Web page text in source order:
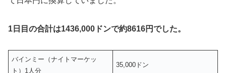
1日目の合計は1436,000ドンで約8616円でした。
バインミー（ナイトマーケッ
ト）1人分
35,000ドン